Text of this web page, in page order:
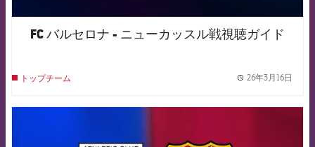
FC バルセロナ - ニューカッスル戦視聴ガイド
トップチーム 26年3月16日